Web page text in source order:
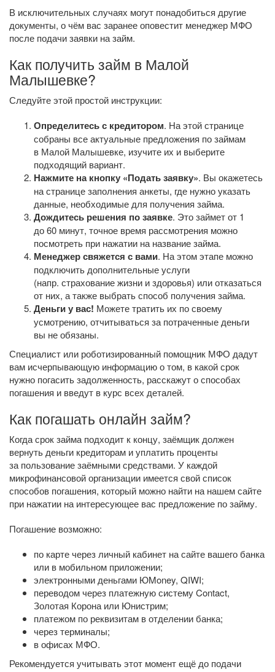
В исключительных случаях могут понадобиться другие
документы, о чём вас заранее оповестит менеджер МФО
после подачи заявки на займ.
Как получить займ в Малой
Малышевке?
Следуйте этой простой инструкции:
Определитесь с кредитором. На этой странице
собраны все актуальные предложения по займам
в Малой Малышевке, изучите их и выберите
подходящий вариант.
Нажмите на кнопку «Подать заявку». Вы окажетесь
на странице заполнения анкеты, где нужно указать
данные, необходимые для получения займа.
Дождитесь решения по заявке. Это займет от 1
до 60 минут, точное время рассмотрения можно
посмотреть при нажатии на название займа.
Менеджер свяжется с вами. На этом этапе можно
подключить дополнительные услуги
(напр. страхование жизни и здоровья) или отказаться
от них, а также выбрать способ получения займа.
Деньги у вас! Можете тратить их по своему
усмотрению, отчитываться за потраченные деньги
вы не обязаны.
Специалист или роботизированный помощник МФО дадут
вам исчерпывающую информацию о том, в какой срок
нужно погасить задолженность, расскажут о способах
погашения и введут в курс всех деталей.
Как погашать онлайн займ?
Когда срок займа подходит к концу, заёмщик должен
вернуть деньги кредиторам и уплатить проценты
за пользование заёмными средствами. У каждой
микрофинансовой организации имеется свой список
способов погашения, который можно найти на нашем сайте
при нажатии на интересующее вас предложение по займу.
Погашение возможно:
по карте через личный кабинет на сайте вашего банка
или в мобильном приложении;
электронными деньгами ЮMoney, QIWI;
переводом через платежную систему Contact,
Золотая Корона или Юнистрим;
платежом по реквизитам в отделении банка;
через терминалы;
в офисах МФО.
Рекомендуется учитывать этот момент ещё до подачи